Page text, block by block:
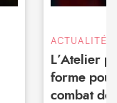
ACTUALITÉS
L’Atelier
forme
combat de